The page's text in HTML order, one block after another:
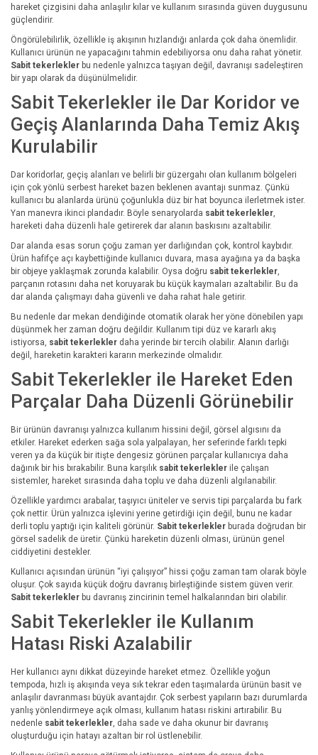
hareket çizgisini daha anlaşılır kılar ve kullanım sırasında güven duygusunu
güçlendirir.
Öngörülebilirlik, özellikle iş akışının hızlandığı anlarda çok daha önemlidir.
Kullanıcı ürünün ne yapacağını tahmin edebiliyorsa onu daha rahat yönetir.
Sabit tekerlekler bu nedenle yalnızca taşıyan değil, davranışı sadeleştiren
bir yapı olarak da düşünülmelidir.
Sabit Tekerlekler ile Dar Koridor ve
Geçiş Alanlarında Daha Temiz Akış
Kurulabilir
Dar koridorlar, geçiş alanları ve belirli bir güzergahı olan kullanım bölgeleri
için çok yönlü serbest hareket bazen beklenen avantajı sunmaz. Çünkü
kullanıcı bu alanlarda ürünü çoğunlukla düz bir hat boyunca ilerletmek ister.
Yan manevra ikinci plandadır. Böyle senaryolarda sabit tekerlekler,
hareketi daha düzenli hale getirerek dar alanın baskısını azaltabilir.
Dar alanda esas sorun çoğu zaman yer darlığından çok, kontrol kaybıdır.
Ürün hafifçe açı kaybettiğinde kullanıcı duvara, masa ayağına ya da başka
bir objeye yaklaşmak zorunda kalabilir. Oysa doğru sabit tekerlekler,
parçanın rotasını daha net koruyarak bu küçük kaymaları azaltabilir. Bu da
dar alanda çalışmayı daha güvenli ve daha rahat hale getirir.
Bu nedenle dar mekan dendiğinde otomatik olarak her yöne dönebilen yapı
düşünmek her zaman doğru değildir. Kullanım tipi düz ve kararlı akış
istiyorsa, sabit tekerlekler daha yerinde bir tercih olabilir. Alanın darlığı
değil, hareketin karakteri kararın merkezinde olmalıdır.
Sabit Tekerlekler ile Hareket Eden
Parçalar Daha Düzenli Görünebilir
Bir ürünün davranışı yalnızca kullanım hissini değil, görsel algısını da
etkiler. Hareket ederken sağa sola yalpalayan, her seferinde farklı tepki
veren ya da küçük bir itişte dengesiz görünen parçalar kullanıcıya daha
dağınık bir his bırakabilir. Buna karşılık sabit tekerlekler ile çalışan
sistemler, hareket sırasında daha toplu ve daha düzenli algılanabilir.
Özellikle yardımcı arabalar, taşıyıcı üniteler ve servis tipi parçalarda bu fark
çok nettir. Ürün yalnızca işlevini yerine getirdiği için değil, bunu ne kadar
derli toplu yaptığı için kaliteli görünür. Sabit tekerlekler burada doğrudan bir
görsel sadelik de üretir. Çünkü hareketin düzenli olması, ürünün genel
ciddiyetini destekler.
Kullanıcı açısından ürünün “iyi çalışıyor” hissi çoğu zaman tam olarak böyle
oluşur. Çok sayıda küçük doğru davranış birleştiğinde sistem güven verir.
Sabit tekerlekler bu davranış zincirinin temel halkalarından biri olabilir.
Sabit Tekerlekler ile Kullanım
Hatası Riski Azalabilir
Her kullanıcı aynı dikkat düzeyinde hareket etmez. Özellikle yoğun
tempoda, hızlı iş akışında veya sık tekrar eden taşımalarda ürünün basit ve
anlaşılır davranması büyük avantajdır. Çok serbest yapıların bazı durumlarda
yanlış yönlendirmeye açık olması, kullanım hatası riskini artırabilir. Bu
nedenle sabit tekerlekler, daha sade ve daha okunur bir davranış
oluşturduğu için hatayı azaltan bir rol üstlenebilir.